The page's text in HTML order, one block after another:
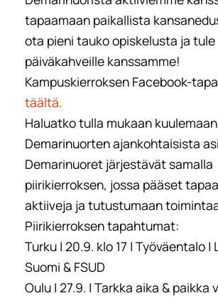
tapaamaan paikallista
ota pieni tauko opiskelusta ja tule
päiväkahveille kanssamme!
Kampuskierroksen Facebook-
täältä.
Haluatko tulla mukaan kuulemaan
Demarinuorten ajankohtaisista
Demarinuoret järjestävät samalla
piirikierroksen, jossa pääset
aktiiveja ja tutustumaan
Piirikierroksen tapahtumat:
Turku | 20.9. klo 17 | Työväentalo |
Suomi & FSUD
Oulu | 27.9. | Tarkka aika & paikka